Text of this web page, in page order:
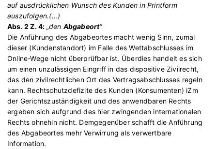
auf ausdrücklichen Wunsch des Kunden in Printform
auszufolgen.(…)
Abs. 2 Z. 4: „den Abgabeort“
Die Anführung des Abgabeortes macht wenig Sinn, zumal
dieser (Kundenstandort) im Falle des Wettabschlusses im
Online-Wege nicht überprüfbar ist. Überdies handelt es sich
um einen unzulässigen Eingriff in das dispositive Zivilrecht,
das den zivilrechtlichen Ort des Vertragsabschlusses regeln
kann. Rechtschutzdefizite des Kunden (Konsumenten) iZm
der Gerichtszuständigkeit und des anwendbaren Rechts
ergeben sich aufgrund des hier zwingenden internationalen
Rechts ohnehin nicht. Demgegenüber schafft die Anführung
des Abgabeortes mehr Verwirrung als verwertbare
Information.